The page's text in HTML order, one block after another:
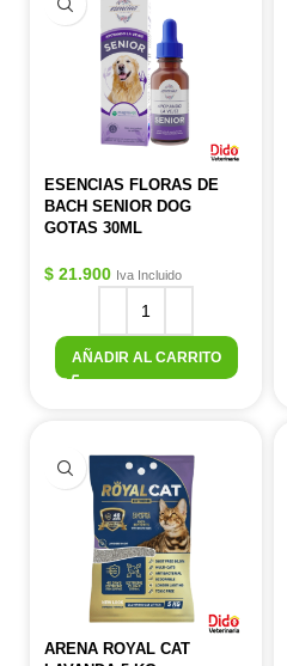
ESENCIAS FLORAS DE
BACH SENIOR DOG
GOTAS 30ML
$ 21.900 Iva Incluido
AÑADIR AL CARRITO
ARENA ROYAL CAT